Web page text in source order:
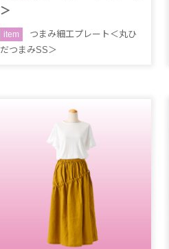
＞
item
つまみ細工プレート＜丸ひ
だつまみSS＞